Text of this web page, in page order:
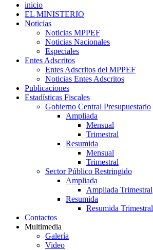
inicio
EL MINISTERIO
Noticias
Noticias MPPEF
Noticias Nacionales
Especiales
Entes Adscritos
Entes Adscritos del MPPEF
Noticias Entes Adscritos
Publicaciones
Estadísticas Fiscales
Gobierno Central Presupuestario
Ampliada
Mensual
Trimestral
Resumida
Mensual
Trimestral
Sector Público Restringido
Ampliada
Ampliada Trimestral
Resumida
Resumida Trimestral
Contactos
Multimedia
Galería
Video